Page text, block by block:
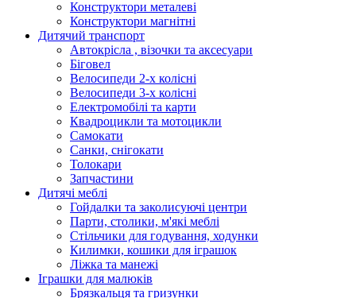
Конструктори металеві
Конструктори магнітні
Дитячий транспорт
Автокрісла , візочки та аксесуари
Біговел
Велосипеди 2-х колісні
Велосипеди 3-х колісні
Електромобілі та карти
Квадроцикли та мотоцикли
Самокати
Санки, снігокати
Толокари
Запчастини
Дитячі меблі
Гойдалки та заколисуючі центри
Парти, столики, м'які меблі
Стільчики для годування, ходунки
Килимки, кошики для іграшок
Ліжка та манежі
Іграшки для малюків
Брязкальця та гризунки